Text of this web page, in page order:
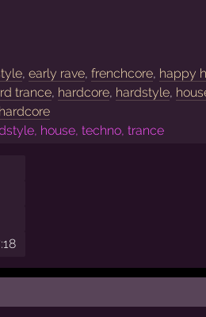
,early rave,frenchcore, happy
trance, hardcore, hardstyle,
house, techno, trance